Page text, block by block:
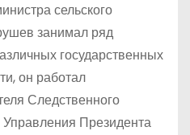
сельского
занимал ряд
государственных
он работал
Следственного
Управления Президента